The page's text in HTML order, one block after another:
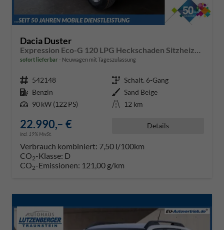
Dacia Duster
sofort lieferbar Neuwagen mit Tageszulassung
Fahrzeugnr. 542148 Getriebe Schalt. 6-Gang
Kraftstoff Benzin Außenfarbe Sand Beige
Leistung 90 kW (122 PS) Kilometerstand 12 km
22.990,– €
incl. 19% MwSt.
Details
Verbrauch kombiniert: 7,50 l/100km
CO2-Klasse: D
CO2-Emissionen: 121,00 g/km